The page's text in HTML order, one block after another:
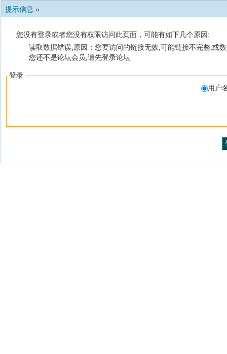
提示信息 »
您没有登录或者您没有权限访问此页面，可能有如下几个原因:
读取数据错误,原因：您要访问的链接无效,可能链接不完整,或
您还不是论坛会员,请先登录论坛
登录
用户